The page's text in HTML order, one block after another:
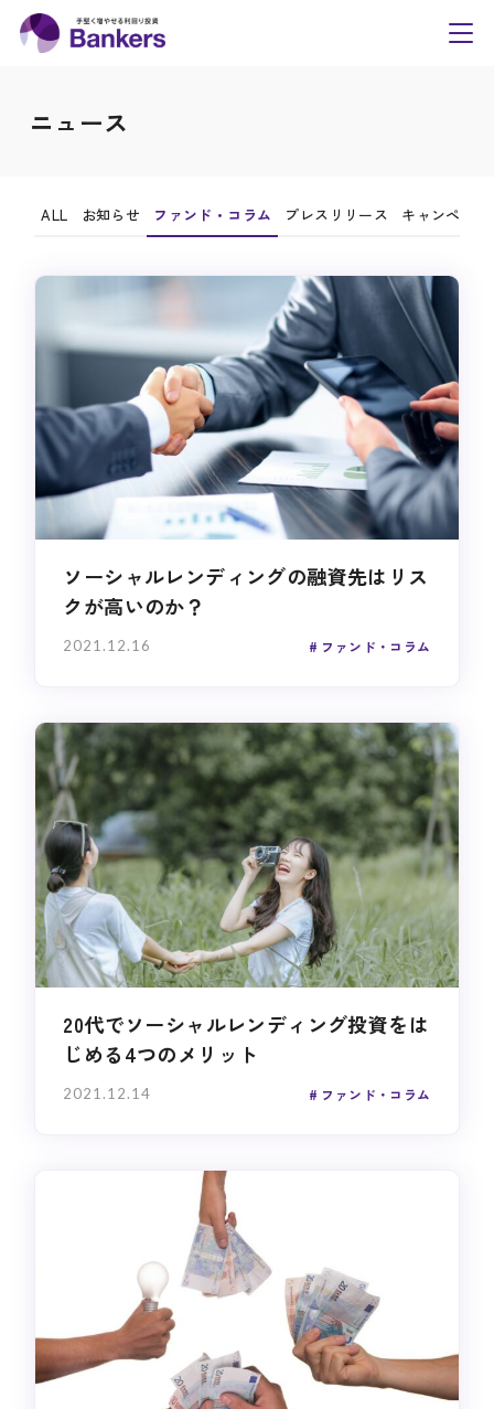
Bankers(バンカーズ) |
ニュース
ALL お知らせ ファンド・コラム プレスリリース キャンペーン
ソーシャルレンディングの融資先はリス
クが高いのか？
2021.12.16 ファンド・コラム
20代でソーシャルレンディング投資をは
じめる4つのメリット
2021.12.14 ファンド・コラム